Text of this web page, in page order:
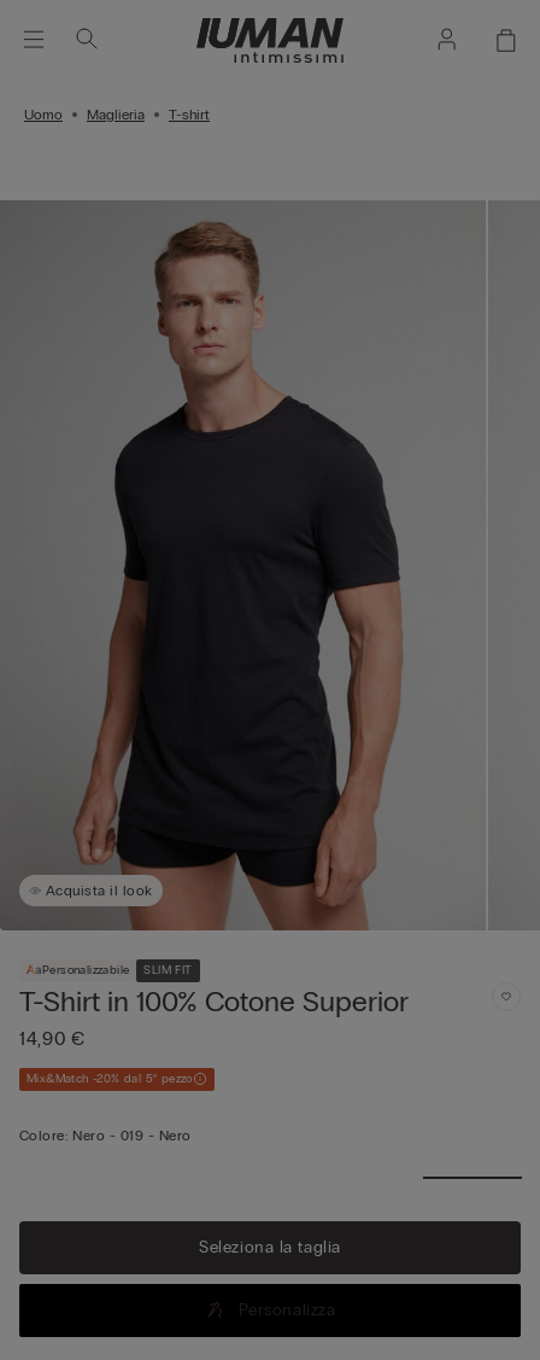
Uomo Maglieria T-shirt
Acquista il look
Personalizzabile SLIM FIT
T-Shirt in 100% Cotone Superior
14,90 €
Mix&Match -20% dal 5° pezzo
Colore: Nero - 019 - Nero
Seleziona la taglia
Personalizza